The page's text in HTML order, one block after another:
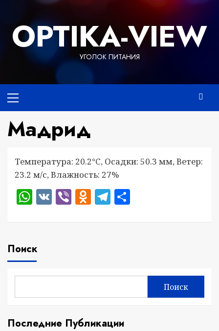
содержимому
OPTIKA-VIEW
УГОЛОК ПИТАНИЯ
меню
Мадрид
Температура: 20.2°C, Осадки: 50.3 мм, Ветер:
23.2 м/с, Влажность: 27%
WhatsApp
VKViberOdnoklassniki
Telegram
Поиск
Поиск
Последние Публикации